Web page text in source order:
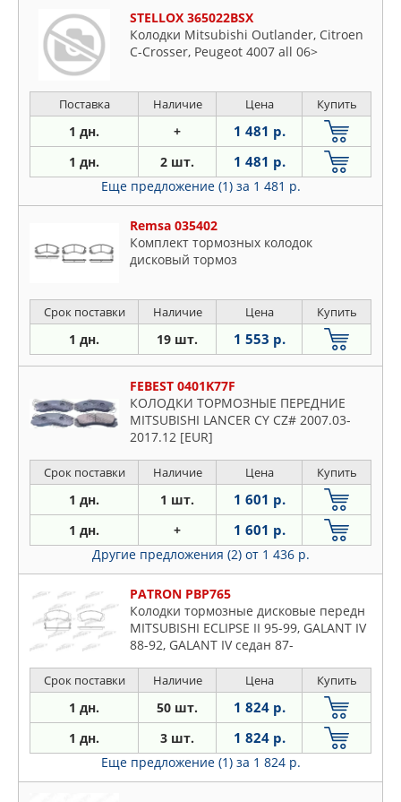
STELLOX 365022BSX
Колодки Mitsubishi Outlander, Citroen
C-Crosser, Peugeot 4007 all 06>
Поставка Наличие Цена Купить
1 дн. + 1 481 р.
1 дн. 2 шт. 1 481 р.
Еще предложение (1) за 1 481 р.
Remsa 035402
Комплект тормозных колодок
дисковый тормоз
Срок поставки Наличие Цена Купить
1 дн. 19 шт. 1 553 р.
FEBEST 0401K77F
КОЛОДКИ ТОРМОЗНЫЕ ПЕРЕДНИЕ
MITSUBISHI LANCER CY CZ# 2007.03-
2017.12 [EUR]
Срок поставки Наличие Цена Купить
1 дн. 1 шт. 1 601 р.
1 дн. + 1 601 р.
Другие предложения (2) от 1 436 р.
PATRON PBP765
Колодки тормозные дисковые передн
MITSUBISHI ECLIPSE II 95-99, GALANT IV
88-92, GALANT IV седан 87-
Срок поставки Наличие Цена Купить
1 дн. 50 шт. 1 824 р.
1 дн. 3 шт. 1 824 р.
Еще предложение (1) за 1 824 р.